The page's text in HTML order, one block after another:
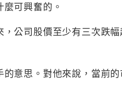
可興奮的。
公司股價至少有三次跌
意思。對他來說，當前